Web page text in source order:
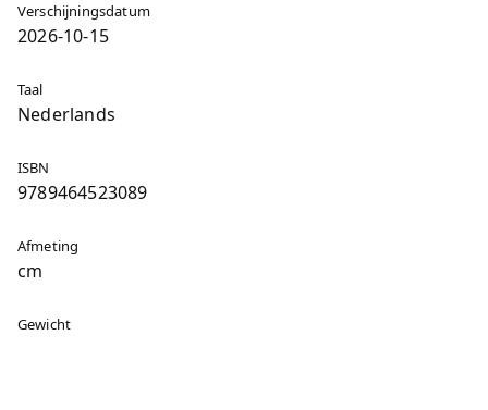
Verschijningsdatum
2026-10-15
Taal
Nederlands
ISBN
9789464523089
Afmeting
cm
Gewicht